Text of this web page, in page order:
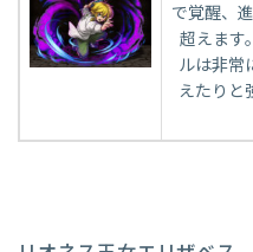
で覚醒、
超えます
ルは非常
えたりと